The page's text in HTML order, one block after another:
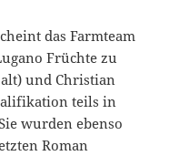
das Farmteam
Früchte zu
und Christian
teils in
wurden ebenso
Roman